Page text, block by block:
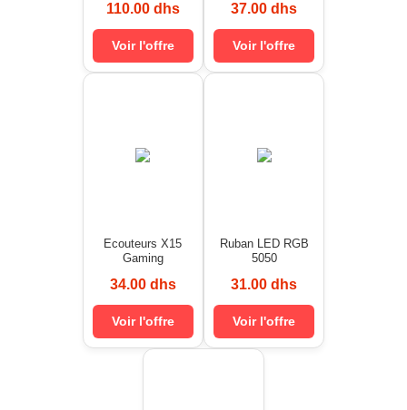
110.00 dhs
Voir l'offre
37.00 dhs
Voir l'offre
Ecouteurs X15
Gaming
34.00 dhs
Voir l'offre
Ruban LED RGB
5050
31.00 dhs
Voir l'offre